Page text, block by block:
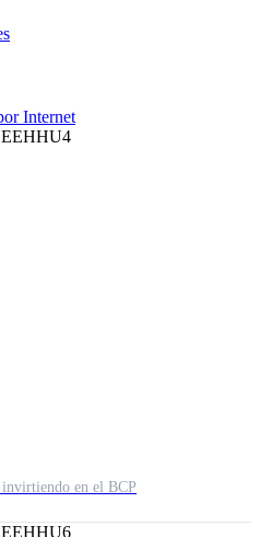
Internet
en el BCP